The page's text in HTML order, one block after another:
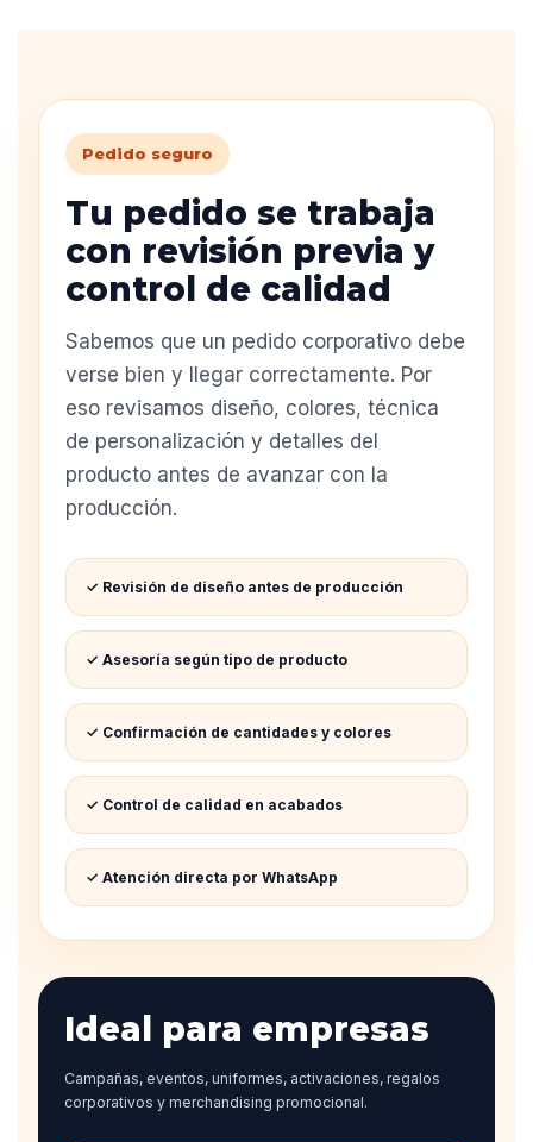
Pedido seguro
Tu pedido se trabaja
con revisión previa y
control de calidad
Sabemos que un pedido corporativo debe
verse bien y llegar correctamente. Por
eso revisamos diseño, colores, técnica
de personalización y detalles del
producto antes de avanzar con la
producción.
✓ Revisión de diseño antes de producción
✓ Asesoría según tipo de producto
✓ Confirmación de cantidades y colores
✓ Control de calidad en acabados
✓ Atención directa por WhatsApp
Ideal para empresas
Campañas, eventos, uniformes, activaciones, regalos
corporativos y merchandising promocional.